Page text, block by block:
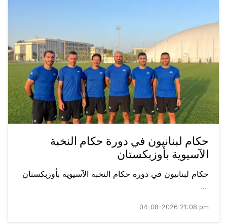
حكام لبنانيون في دورة حكام النخبة
الآسيوية بأوزبكستان
حكام لبنانيون في دورة حكام النخبة الآسيوية بأوزبكستان
...
04-08-2026 21:08 pm